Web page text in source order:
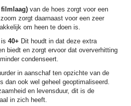
van de hoes zorgt voor een
zorgt daarnaast voor een zeer
om heen te doen is.
40+ Dit houdt in dat deze extra
biedt en zorgt ervoor dat oververhitting
condenseert.
in aanschaf ten opzichte van de
dan ook wel geheel geoptimaliseerd.
en levensduur, dit is de
in zich heeft.